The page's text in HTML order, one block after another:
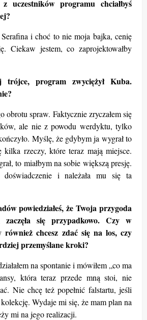
uczestników programu chciałbyś
i choć to nie moja bajka, cenię
Ciekaw jestem, co zaprojektowałby
trójce, program zwyciężył Kuba.
obrotu spraw. Faktycznie zryczałem się
ale nie z powodu werdyktu, tylko
Myślę, że gdybym ja wygrał to
kilka rzeczy, które teraz mają miejsce.
to miałbym na sobie większą presję.
i należała mu się ta
powiedziałeś, że Twoja przygoda
zaczęła się przypadkowo. Czy w
chcesz zdać się na los, czy
przemyślane kroki?
na spontanie i mówiłem „co ma
która teraz przede mną stoi, nie
Nie chcę też popełnić falstartu, jeśli
Wydaje mi się, że mam plan na
mi na jego realizacji.